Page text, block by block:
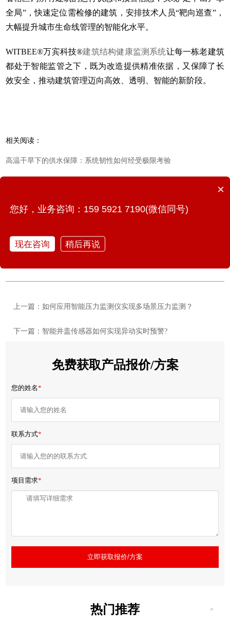
全局”，快速定位需检修的建筑，安排技术人员“靶向巡查”，
大幅提升城市生命线管理的智能化水平。
WITBEE®万宾科技®建筑结构健康监测系统让每一栋老建筑
都处于智能监管之下，既为改造提供精准依据，又保障了长
效安全，推动建筑管理迈向高效、透明、智能的新阶段。
相关阅读：
高温干旱下的供水保障：系统韧性如何经受极限考验
雷达超声流量计：守护水资源的精准“感知神经”
上一篇：如何应用智能压力监测仪实现多场景压力监测？
下一篇：智能井盖传感器如何实现异动实时预警?
免费获取产品报价/方案
您的姓名*
联系方式*
项目需求*
立即获取报价/方案
热门推荐 >
×
您好，业务咨询：159 5921 7190(微信同号)
现在咨询 稍后再说